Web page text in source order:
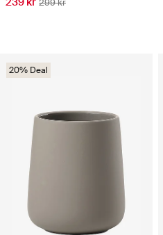
299 kr
20% Deal